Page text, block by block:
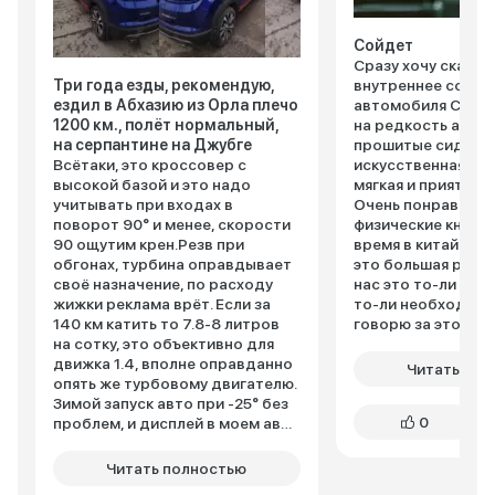
Три года езды, рекомендую,
ездил в Абхазию из Орла плечо
1200 км., полёт нормальный,
на серпантине на Джубге
Всётаки, это кроссовер с
высокой базой и это надо
учитывать при входах в
поворот 90° и менее, скорости
90 ощутим крен.Резв при
обгонах, турбина оправдывает
своё назначение, по расходу
жижки реклама врёт. Если за
140 км катить то 7.8-8 литров
на сотку, это объективно для
движка 1.4, вполне оправданно
опять же турбовому двигателю.
Зимой запуск авто при -25° без
проблем, и дисплей в моем авто
обзорах) , три минуты и всёЧитать полностью
Сойдет
Сразу хочу
внутреннее
автомобиля
на редкость
прошитые
искусственная
мягкая и
Очень
физические
время в
это большая
нас это то-ли
то-ли
говорю за это
мечта, ну как мне
машине какие-то
Читать
0